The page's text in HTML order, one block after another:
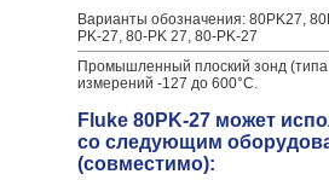
Варианты обозначения: 80PK27,
PK-27, 80-PK 27, 80-PK-27
Промышленный плоский зонд
измерений -127 до 600°C.
Fluke 80PK-27 может
со следующим
(совместимо):